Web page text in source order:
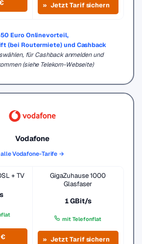
Jetzt Tarif sichern
Euro Onlinevorteil,
(bei Routermiete) und Cashback
für Cashback anmelden und
(siehe Telekom-Webseite)
Vodafone
alle Vodafone-Tarife →
+ TV
€
GigaZuhause 1000
Glasfaser
1 GBit/s
mit Telefonflat
Jetzt Tarif sichern